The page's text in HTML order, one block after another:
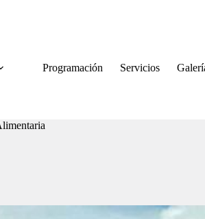
Programación Servicios